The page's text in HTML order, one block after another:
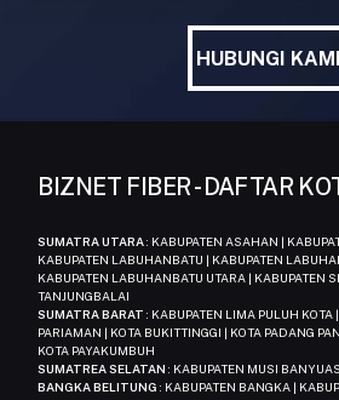
HUBUNGI
BIZNET FIBER - DAFTAR
SUMATRA UTARA: KABUPATEN ASAHAN |
KABUPATEN LABUHANBATU | KABUPATEN
KABUPATEN LABUHANBATU UTARA | KABUPATEN
TANJUNGBALAI
SUMATRA BARAT : KABUPATEN LIMA PULUH KOTA
PARIAMAN | KOTA BUKITTINGGI | KOTA PADANG
KOTA PAYAKUMBUH
SUMATREA SELATAN : KABUPATEN MUSI
BANGKA BELITUNG : KABUPATEN BANGKA |